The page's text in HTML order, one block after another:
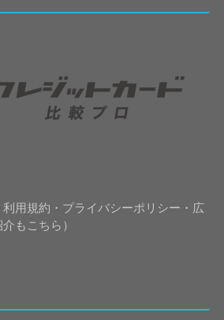
用規約・プライバシーポリシー・広
もこちら）